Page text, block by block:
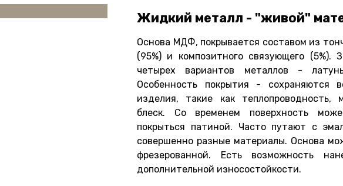
Жидкий металл - "живой"
Основа МДФ, покрывается составом из
(95%) и композитного связующего (5%).
четырех вариантов металлов -
Особенность покрытия - сохраняются
изделия, такие как теплопроводность,
блеск. Со временем поверхность
покрыться патиной. Часто путают с
совершенно разные материалы. Основа
фрезерованной. Есть возможность
дополнительной износостойкости.